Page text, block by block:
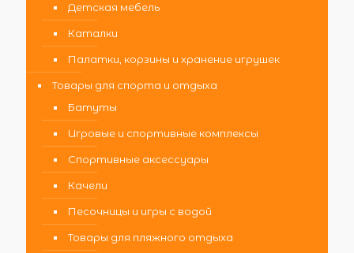
Детская мебель
Каталки
Палатки, корзины и хранение игрушек
Товары для спорта и отдыха
Батуты
Игровые и спортивные комплексы
Спортивные аксессуары
Качели
Песочницы и игры с водой
Товары для пляжного отдыха